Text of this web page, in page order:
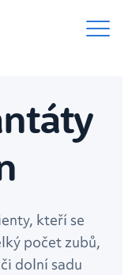
kteří se
počet zubů,
dolní sadu